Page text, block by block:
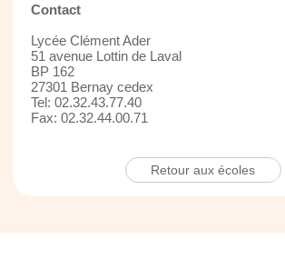
Contact
Lycée Clément Ader
51 avenue Lottin de Laval
BP 162
27301 Bernay cedex
Tel: 02.32.43.77.40
Fax: 02.32.44.00.71
Retour aux écoles